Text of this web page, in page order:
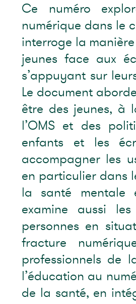
Ce numéro
numérique dans le
interroge la
jeunes face aux
s’appuyant sur
Le document
être des jeunes, à
l’OMS et des
enfants et les
accompagner les
en particulier dans
la santé mentale
examine aussi
personnes en
fracture
professionnels de
l’éducation au
de la santé, en